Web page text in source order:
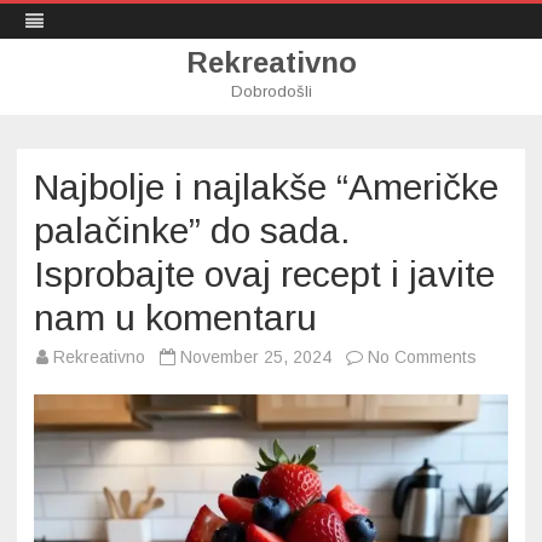
Rekreativno
Dobrodošli
Najbolje i najlakše “Američke
palačinke” do sada.
Isprobajte ovaj recept i javite
nam u komentaru
Rekreativno November 25, 2024 No Comments
najlakše
ovaj
recept